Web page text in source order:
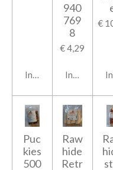
In winkelwagen
940
769
8
€ 4,29
In
€
Puc
kies
500
Raw
hide
Retr